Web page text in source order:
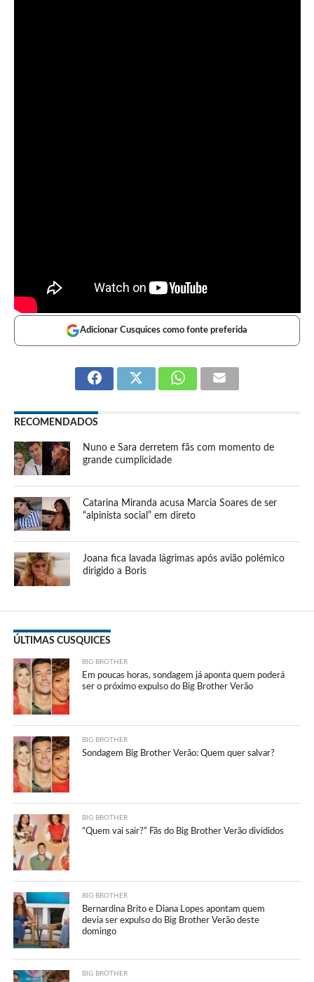
Adicionar Cusquices como fonte preferida
RECOMENDADOS
Nuno e Sara derretem fãs com momento de
grande cumplicidade
Catarina Miranda acusa Marcia Soares de ser
“alpinista social” em direto
Joana fica lavada lágrimas após avião polémico
dirigido a Boris
ÚLTIMAS CUSQUICES
BIG BROTHER
Em poucas horas, sondagem já aponta quem poderá
ser o próximo expulso do Big Brother Verão
BIG BROTHER
Sondagem Big Brother Verão: Quem quer salvar?
BIG BROTHER
“Quem vai sair?” Fãs do Big Brother Verão divididos
BIG BROTHER
Bernardina Brito e Diana Lopes apontam quem
devia ser expulso do Big Brother Verão deste
domingo
BIG BROTHER